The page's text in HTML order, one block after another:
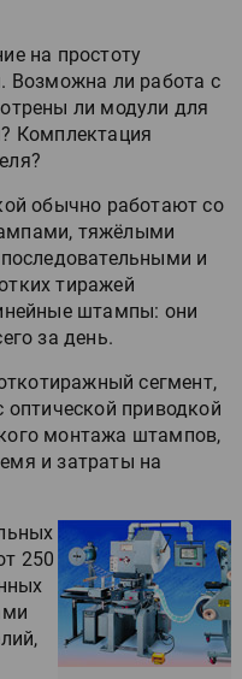
на простоту
Возможна ли работа с
ли модули для
Комплектация
обычно работают со
тяжёлыми
и
тиражей
штампы: они
за день.
сегмент,
приводкой
монтажа штампов,
и затраты на
250